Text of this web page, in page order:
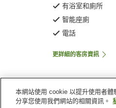
有浴室和廁所
智能座廁
電話
更詳細的客房資訊
主頁 日本 長崎
本網站使用 cookie 以提升使用者
分享您使用我們網站的相關資訊。